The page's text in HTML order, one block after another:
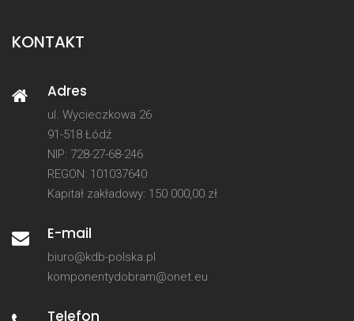
KONTAKT
Adres
ul. Wycieczkowa 26
91-518 Łódź
NIP: 728-27-68-246
REGON: 101037640
Kapitał zakładowy: 150 000,00 zł
E-mail
biuro@kdb-polska.pl
komponentydobram@onet.eu
Telefon